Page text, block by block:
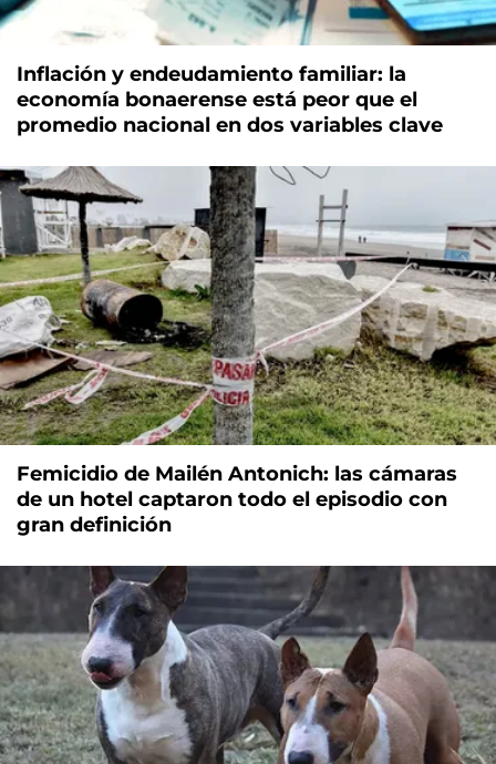
Inflación y endeudamiento familiar: la
economía bonaerense está peor que el
promedio nacional en dos variables clave
Femicidio de Mailén Antonich: las cámaras
de un hotel captaron todo el episodio con
gran definición